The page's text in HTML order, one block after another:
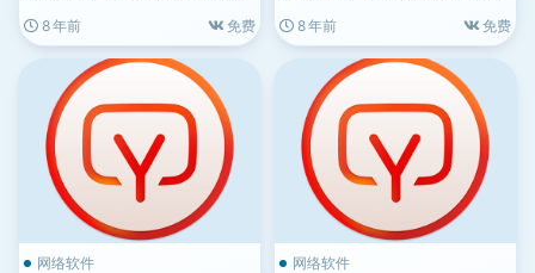
8 年前 免费 8 年前 免费
网络软件 网络软件